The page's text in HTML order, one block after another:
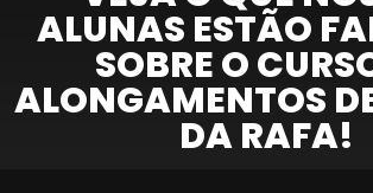
ALUNAS ESTÃO
SOBRE O
ALONGAMENTOS
DA RAFA!